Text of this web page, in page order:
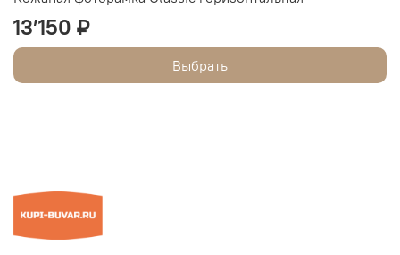
13’150 ₽
Выбрать